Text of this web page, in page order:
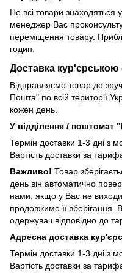
Не всі товари знаходяться
менеджер Вас
переміщення товару.
годин.
Доставка
Відправляємо товар до
Пошта" по всій території
кожен день.
У відділення / поштомат
Термін доставки 1-3 дні з
Вартість доставки за
Важливо! Товар
день він автоматично
нами, якщо у Вас не
продовжимо її зберігання.
одержувач відповідно до
Адресна доставка
Термін доставки 1-3 дні з
Вартість доставки за